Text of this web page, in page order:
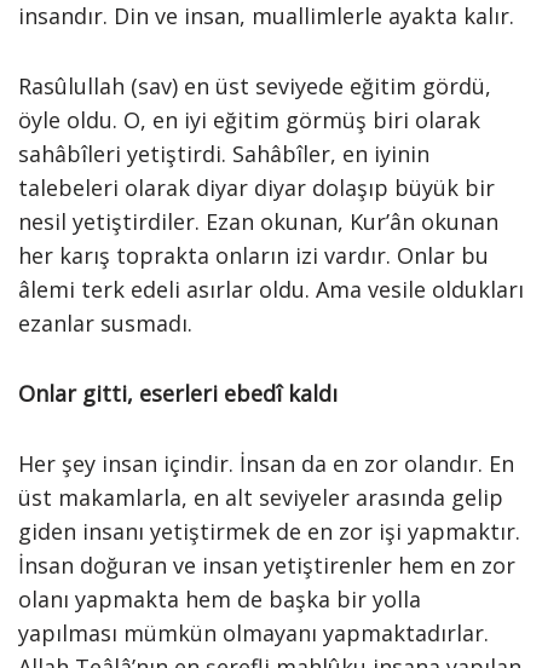
insandır. Din ve insan, muallimlerle ayakta kalır.
Rasûlullah (sav) en üst seviyede eğitim gördü,
öyle oldu. O, en iyi eğitim görmüş biri olarak
sahâbîleri yetiştirdi. Sahâbîler, en iyinin
talebeleri olarak diyar diyar dolaşıp büyük bir
nesil yetiştirdiler. Ezan okunan, Kur’ân okunan
her karış toprakta onların izi vardır. Onlar bu
âlemi terk edeli asırlar oldu. Ama vesile oldukları
ezanlar susmadı.
Onlar gitti, eserleri ebedî kaldı
Her şey insan içindir. İnsan da en zor olandır. En
üst makamlarla, en alt seviyeler arasında gelip
giden insanı yetiştirmek de en zor işi yapmaktır.
İnsan doğuran ve insan yetiştirenler hem en zor
olanı yapmakta hem de başka bir yolla
yapılması mümkün olmayanı yapmaktadırlar.